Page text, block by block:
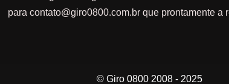
para contato@giro0800.com.brque prontamente a
© Giro 0800 2008 - 2025